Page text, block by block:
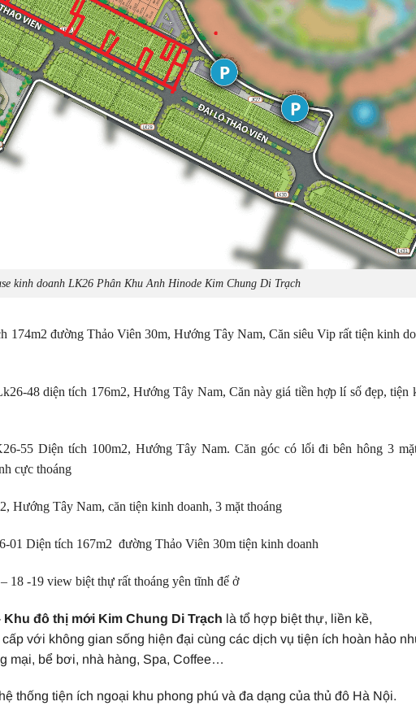
kinh doanh LK26 Phân Khu Anh Hinode Kim Chung Di Trạch
174m2 đường Thảo Viên 30m, Hướng Tây Nam, Căn siêu Vip rất tiện kinh
48 diện tích 176m2, Hướng Tây Nam, Căn này giá tiền hợp lí số đẹp, tiện
55 Diện tích 100m2, Hướng Tây Nam. Căn góc có lối đi bên hông 3
cực thoáng
Hướng Tây Nam, căn tiện kinh doanh, 3 mặt thoáng
01 Diện tích 167m2 đường Thảo Viên 30m tiện kinh doanh
18 -19 view biệt thự rất thoáng yên tĩnh để ở
Khu đô thị mới Kim Chung Di Trạch là tổ hợp biệt thự, liền kề,
với không gian sống hiện đại cùng các dịch vụ tiện ích hoàn hảo
mại, bể bơi, nhà hàng, Spa, Coffee…
thống tiện ích ngoại khu phong phú và đa dạng của thủ đô Hà Nội.